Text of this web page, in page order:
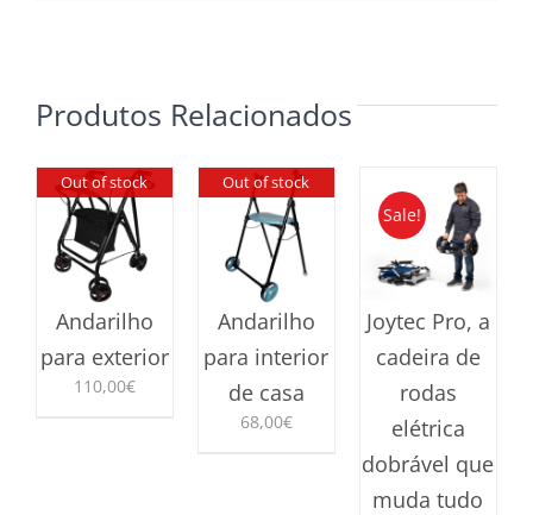
Produtos Relacionados
Out of stock
Andarilho
para exterior
110,00€
Out of stock
Andarilho
para interior
de casa
68,00€
Sale!
Joytec Pro, a
cadeira de
rodas
elétrica
dobrável que
muda tudo